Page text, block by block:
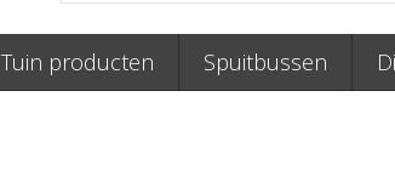
Tuin producten Spuitbussen